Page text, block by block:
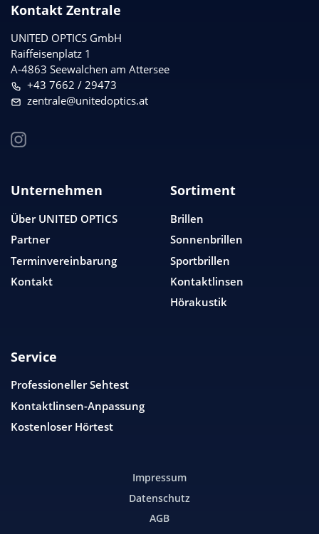
Kontakt Zentrale
UNITED OPTICS GmbH
Raiffeisenplatz 1
A-4863 Seewalchen am Attersee
+43 7662 / 29473
zentrale@unitedoptics.at
Unternehmen
Über UNITED OPTICS
Partner
Terminvereinbarung
Kontakt
Sortiment
Brillen
Sonnenbrillen
Sportbrillen
Kontaktlinsen
Hörakustik
Service
Professioneller Sehtest
Kontaktlinsen-Anpassung
Kostenloser Hörtest
Impressum
Datenschutz
AGB